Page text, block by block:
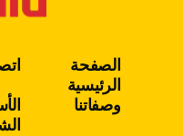
الصفحة
الرئيسية
وصفاتنا